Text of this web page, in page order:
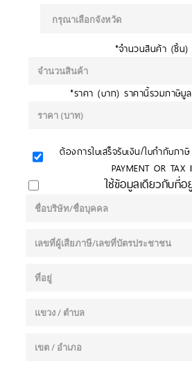
*จำนวนสินค้า (ชิ้น)
*ราคา (บาท) ราคานี้รวมภาษีมู
ต้องการใบเสร็จรับเงิน/ใบกำกับภาษี
PAYMENT OR TAX
ใช้ข้อมูลเดียวกับที่